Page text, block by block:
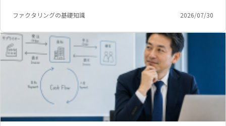
ファクタリングの基礎知識 2026/07/30